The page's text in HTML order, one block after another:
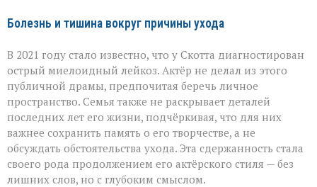
Болезнь и тишина вокруг причины ухода
В 2021 году стало известно, что у Скотта диагностирован
острый миелоидный лейкоз. Актёр не делал из этого
публичной драмы, предпочитая беречь личное
пространство. Семья также не раскрывает деталей
последних лет его жизни, подчёркивая, что для них
важнее сохранить память о его творчестве, а не
обсуждать обстоятельства ухода. Эта сдержанность стала
своего рода продолжением его актёрского стиля — без
лишних слов, но с глубоким смыслом.